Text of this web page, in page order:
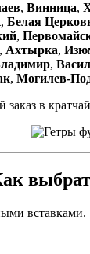
, Винница,
, Белая
,
, Ахтырка,
,
, Могилев-
в
вставками.